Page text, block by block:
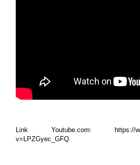
Link Youtube.com: https://
v=LPZGyec_GFQ